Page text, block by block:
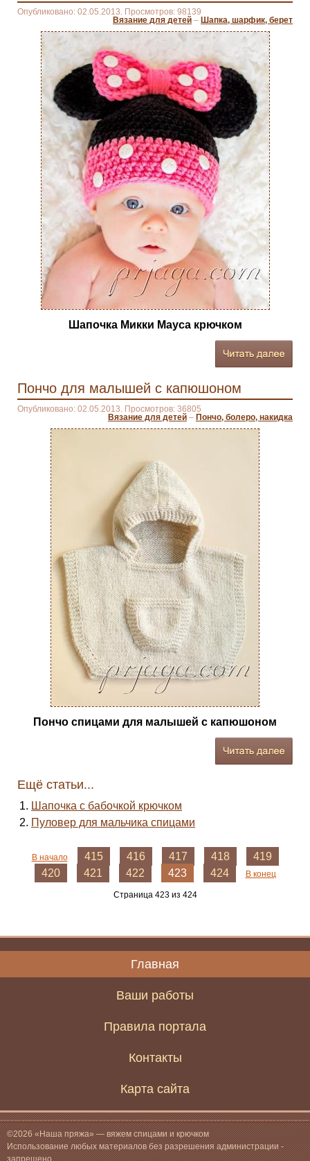
Опубликовано: 02.05.2013. Просмотров: 98139
Вязание для детей – Шапка, шарфик, берет
Шапочка Микки Мауса крючком
Пончо для малышей с капюшоном
Опубликовано: 02.05.2013. Просмотров: 36805
Вязание для детей – Пончо, болеро, накидка
Пончо спицами для малышей с капюшоном
Ещё статьи...
Шапочка с бабочкой крючком
Пуловер для мальчика спицами
В начало 415 416 417 418
419
420
421 422 423 424 В конец
Страница 423 из 424
Главная
Ваши работы
Правила портала
Контакты
Карта сайта
©2026 «Наша пряжа» — вяжем спицами и крючком
Использование любых материалов без разрешения администрации -
запрещено